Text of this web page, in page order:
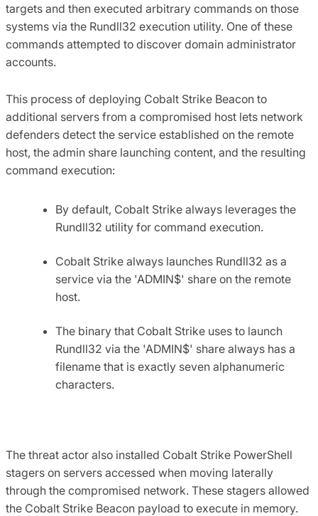
targets and then executed arbitrary commands on those
systems via the Rundll32 execution utility. One of these
commands attempted to discover domain administrator
accounts.
This process of deploying Cobalt Strike Beacon to
additional servers from a compromised host lets network
defenders detect the service established on the remote
host, the admin share launching content, and the resulting
command execution:
By default, Cobalt Strike always leverages the
Rundll32 utility for command execution.
Cobalt Strike always launches Rundll32 as a
service via the 'ADMIN$' share on the remote
host.
The binary that Cobalt Strike uses to launch
Rundll32 via the 'ADMIN$' share always has a
filename that is exactly seven alphanumeric
characters.
The threat actor also installed Cobalt Strike PowerShell
stagers on servers accessed when moving laterally
through the compromised network. These stagers allowed
the Cobalt Strike Beacon payload to execute in memory.